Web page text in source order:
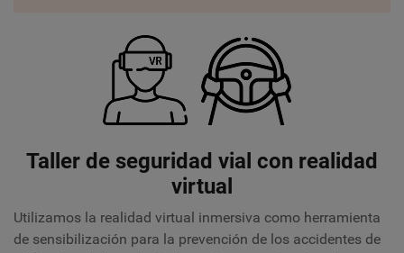
Taller de seguridad vial con realidad
virtual
Utilizamos la realidad virtual inmersiva como herramienta
de sensibilización para la prevención de los accidentes de